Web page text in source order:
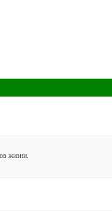
жизни.